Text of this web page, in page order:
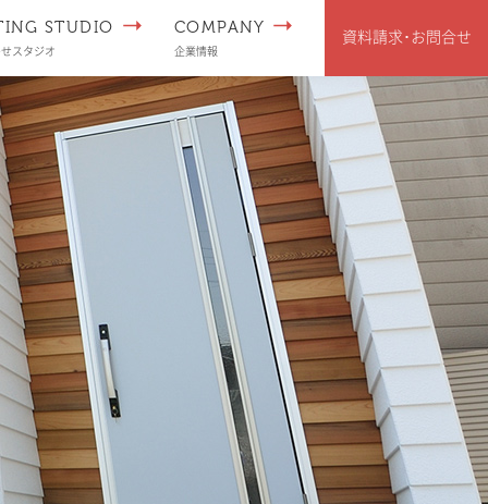
STUDIO
スタジオ
COMPANY
企業情報
資料請求･お問合せ